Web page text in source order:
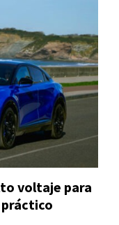
voltaje para